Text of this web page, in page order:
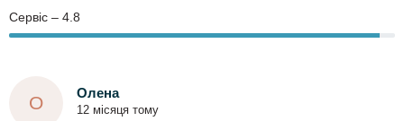
Сервіс – 4.8
О Олена
12 місяця тому